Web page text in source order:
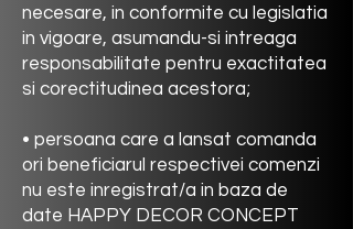
necesare, in conformite cu legislatia
in vigoare, asumandu-si intreaga
responsabilitate pentru exactitatea
si corectitudinea acestora;
• persoana care a lansat comanda
ori beneficiarul respectivei comenzi
nu este inregistrat/a in baza de
date HAPPY DECOR CONCEPT